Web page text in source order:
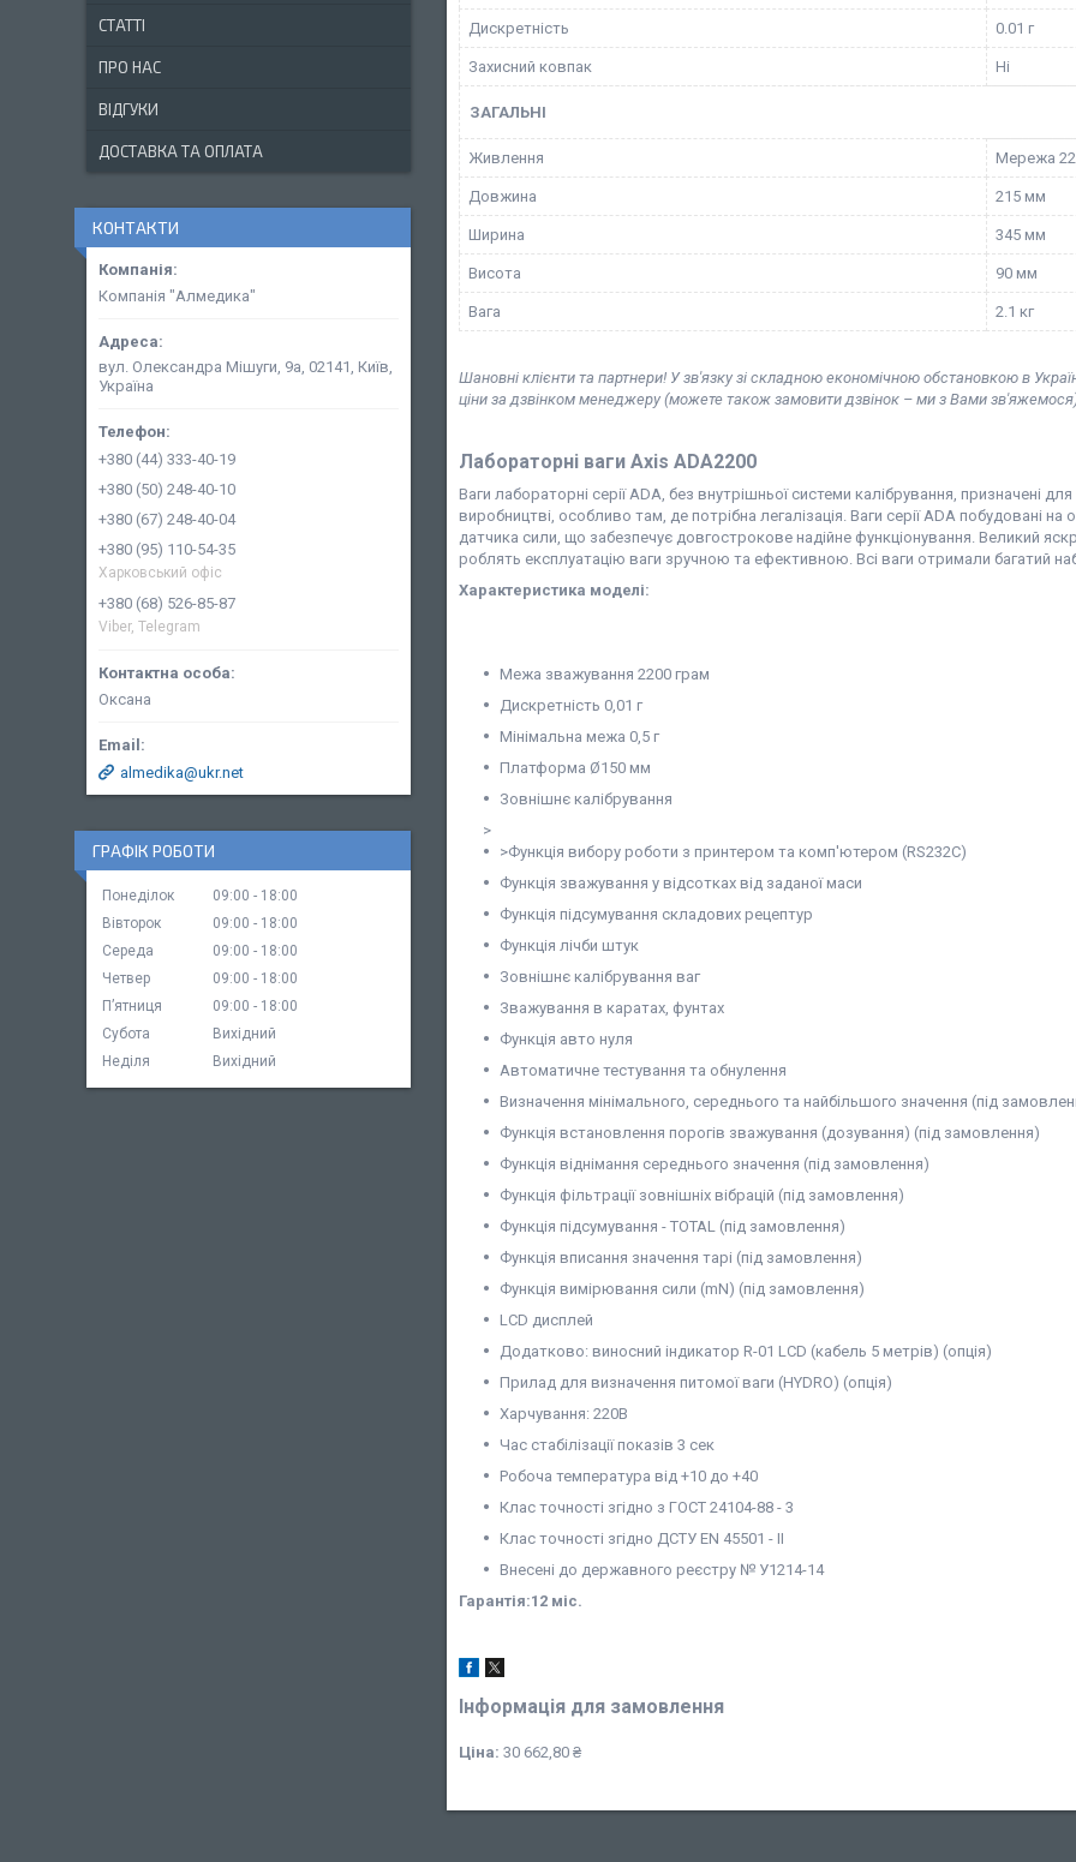
Дискретність 0.01 г
Захисний ковпак Ні
ЗАГАЛЬНІ
Живлення Мережа
Довжина 215 мм
Ширина 345 мм
Висота 90 мм
Вага 2.1 кг
Шановні клієнти та партнери! У зв'язку зі складною економічною обстановкою в
ціни за дзвінком менеджеру (можете також замовити дзвінок – ми з Вами
Лабораторні ваги Axis ADA2200
Ваги лабораторні серії ADA, без внутрішньої системи калібрування, призначені
виробництві, особливо там, де потрібна легалізація. Ваги серії ADA побудовані
датчика сили, що забезпечує довгострокове надійне функціонування. Великий
роблять експлуатацію ваги зручною та ефективною. Всі ваги отримали багатий
Характеристика моделі:
Межа зважування 2200 грам
Дискретність 0,01 г
Мінімальна межа 0,5 г
Платформа Ø150 мм
Зовнішнє калібрування
>
>Функція вибору роботи з принтером та комп'ютером (RS232C)
Функція зважування у відсотках від заданої маси
Функція підсумування складових рецептур
Функція лічби штук
Зовнішнє калібрування ваг
Зважування в каратах, фунтах
Функція авто нуля
Автоматичне тестування та обнулення
Визначення мінімального, середнього та найбільшого значення (під
Функція встановлення порогів зважування (дозування) (під замовлення)
Функція віднімання середнього значення (під замовлення)
Функція фільтрації зовнішніх вібрацій (під замовлення)
Функція підсумування - TOTAL (під замовлення)
Функція вписання значення тарі (під замовлення)
Функція вимірювання сили (mN) (під замовлення)
LCD дисплей
Додатково: виносний індикатор R-01 LCD (кабель 5 метрів) (опція)
Прилад для визначення питомої ваги (HYDRO) (опція)
Харчування: 220В
Час стабілізації показів 3 сек
Робоча температура від +10 до +40
Клас точності згідно з ГОСТ 24104-88 - 3
Клас точності згідно ДСТУ EN 45501 - II
Внесені до державного реєстру № У1214-14
Гарантія:12 міс.
Інформація для замовлення
Ціна: 30 662,80 ₴
СТАТТІ
ПРО НАС
ВІДГУКИ
ДОСТАВКА ТА ОПЛАТА
КОНТАКТИ
Компанія "Алмедика"
вул. Олександра Мішуги, 9а, 02141, Київ,
Україна
+380 (44) 333-40-19
+380 (50) 248-40-10
+380 (67) 248-40-04
+380 (95) 110-54-35
Харковський офіс
+380 (68) 526-85-87
Viber, Telegram
Оксана
almedika@ukr.net
ГРАФІК РОБОТИ
Понеділок 09:00
18:00
Вівторок
09:00
18:00
Середа
09:00
18:00
Четвер
09:00
18:00
Пʼятниця
09:00
18:00
Субота
Вихідний
Неділя
Вихідний